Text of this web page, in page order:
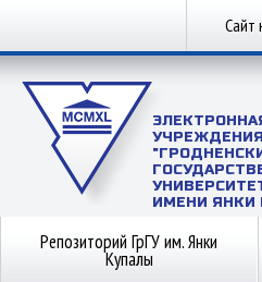
Сайт
ИМЕНИ ЯНКИ
Репозиторий ГрГУ им. Янки
Купалы